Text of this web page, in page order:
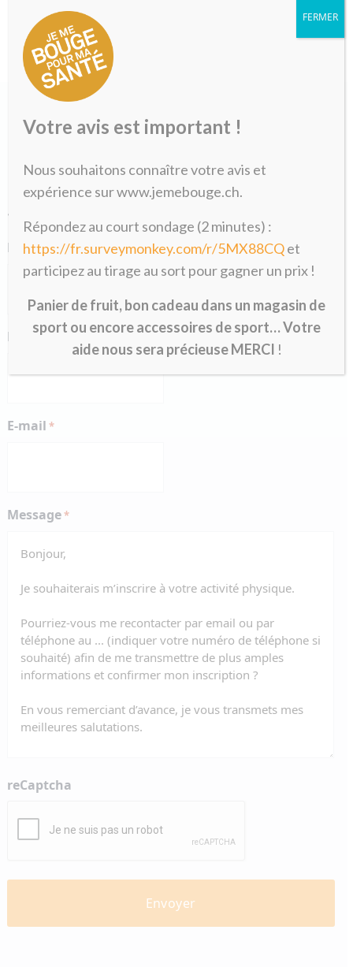
Formulaire de pré-inscription
«
Nom*
Prénom *
E-mail *
Message*
reCaptcha
Votre avis est important !
Nous souhaitons connaître votre avis et
expérience sur www.jemebouge.ch.
Répondez au court sondage (2 minutes) :
https://fr.surveymonkey.com/r/5MX88CQet
participez au tirage au sort pour gagner un prix !
Panier de fruit, bon cadeau dans un magasin de
sport ou encore accessoires de sport… Votre
aide nous sera précieuse MERCI !
FERMER